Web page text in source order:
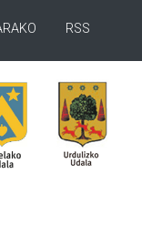
RSS